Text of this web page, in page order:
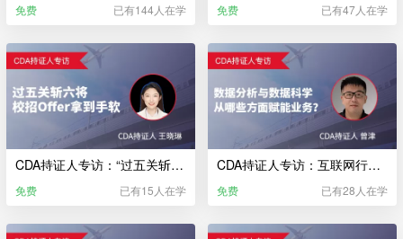
免费 已有144人在学 免费 已有47人在学
CDA持证人专访：“过五关斩六将”校招 Offer 拿到手软？
免费 已有15人在学
CDA持证人专访：互联网行业—数据分析与数据科学从哪些方面赋能业务？
免费 已有28人在学